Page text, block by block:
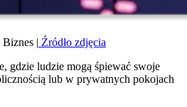
Biznes | Źródło zdjęcia
gdzie ludzie mogą śpiewać swoje
lub w prywatnych pokojach